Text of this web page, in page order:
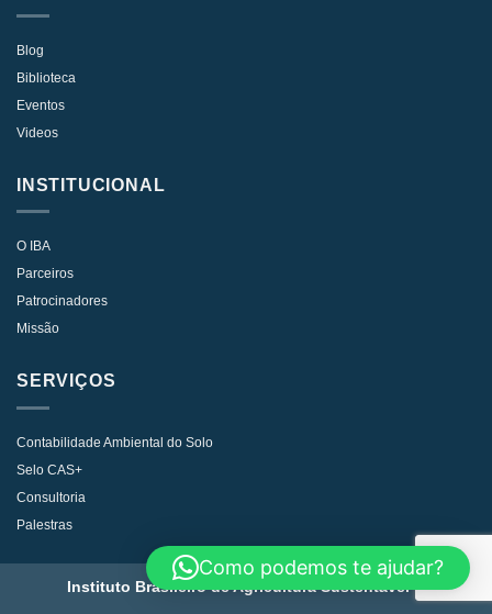
Blog
Biblioteca
Eventos
Videos
INSTITUCIONAL
O IBA
Parceiros
Patrocinadores
Missão
SERVIÇOS
Contabilidade Ambiental do Solo
Selo CAS+
Consultoria
Palestras
Instituto Brasileiro de Agricultura Sustentavel ©
Como podemos te ajudar?